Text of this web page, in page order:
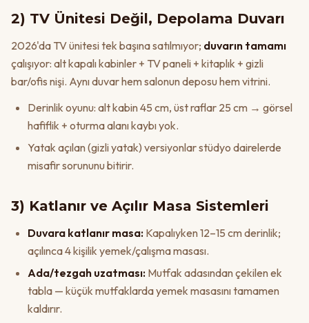
2) TV Ünitesi Değil, Depolama Duvarı
2026'da TV ünitesi tek başına satılmıyor; duvarın tamamı
çalışıyor: alt kapalı kabinler + TV paneli + kitaplık + gizli
bar/ofis nişi. Aynı duvar hem salonun deposu hem vitrini.
Derinlik oyunu: alt kabin 45 cm, üst raflar 25 cm → görsel
hafiflik + oturma alanı kaybı yok.
Yatak açılan (gizli yatak) versiyonlar stüdyo dairelerde
misafir sorununu bitirir.
3) Katlanır ve Açılır Masa Sistemleri
Duvara katlanır masa: Kapalıyken 12–15 cm derinlik;
açılınca 4 kişilik yemek/çalışma masası.
Ada/tezgah uzatması: Mutfak adasından çekilen ek
tabla — küçük mutfaklarda yemek masasını tamamen
kaldırır.